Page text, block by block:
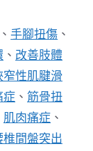
、手腳扭傷 、
、 改善肢體
窄性肌腱滑
症 、 筋骨扭
肌肉痛症 、
椎間盤突出